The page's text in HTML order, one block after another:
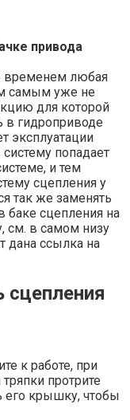
привода
временем любая
самым уже не
для которой
в гидроприводе
эксплуатации
попадает
и тем
сцепления у
так же заменять
сцепления на
см. в самом низу
дана ссылка на
к работе, при
протрите
его крышку, чтобы